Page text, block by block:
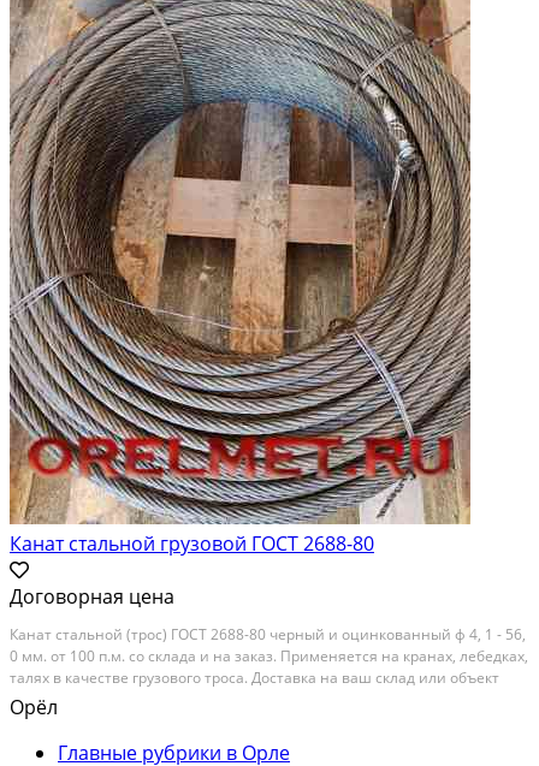
Канат стальной грузовой ГОСТ 2688-80
Договорная цена
Канат стальной (трос) ГОСТ 2688-80 черный и оцинкованный ф 4, 1 - 56,
0 мм. от 100 п.м. со склада и на заказ. Применяется на кранах, лебедках,
талях в качестве грузового троса. Доставка на ваш склад или объект
нашим автотранспортом, отправка по железной дороге вагонами и
контейнерами, а также...
Орёл
Главные рубрики в Орле